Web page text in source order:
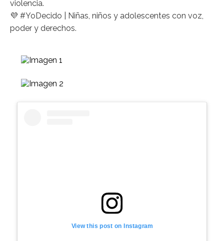
violencia.
💜 #YoDecido | Niñas, niños y adolescentes con voz,
poder y derechos.
View this post on Instagram